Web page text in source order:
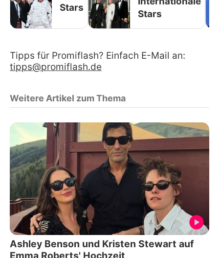
Stars
Stars
Tipps für Promiflash? Einfach E-Mail an:
tipps@promiflash.de
Weitere Artikel zum Thema
Ashley Benson und Kristen Stewart auf
Emma Roberts' Hochzeit